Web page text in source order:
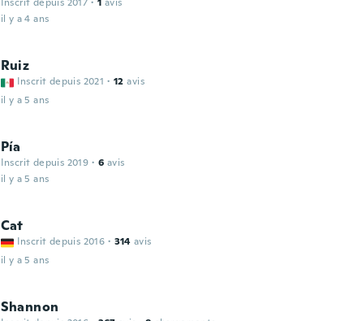
il y a 4 ans
Ruiz
Inscrit depuis 2021 · 12 avis
il y a 5 ans
Pía
Inscrit depuis 2019 · 6 avis
il y a 5 ans
Cat
Inscrit depuis 2016 · 314 avis
il y a 5 ans
Shannon